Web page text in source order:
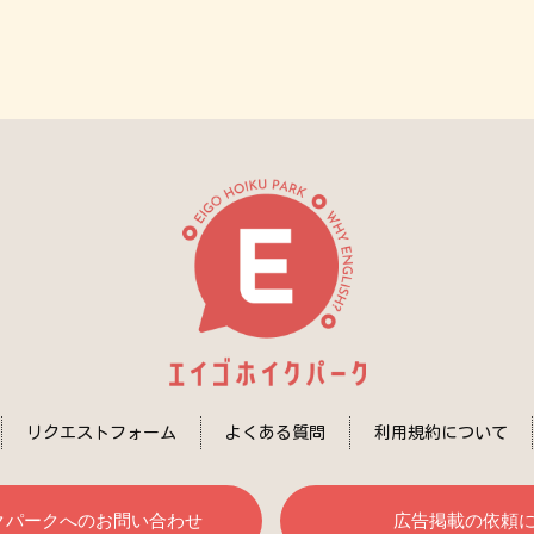
リクエストフォーム よくある質問 利用規約について
パークへのお問い合わせ 広告掲載の依頼